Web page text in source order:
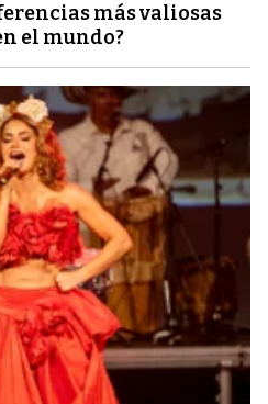
más valiosas
el mundo?